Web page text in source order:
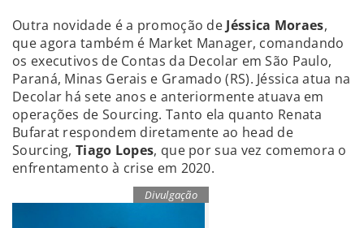
Outra novidade é a promoção de Jéssica Moraes,
que agora também é Market Manager, comandando
os executivos de Contas da Decolar em São Paulo,
Paraná, Minas Gerais e Gramado (RS). Jéssica atua na
Decolar há sete anos e anteriormente atuava em
operações de Sourcing. Tanto ela quanto Renata
Bufarat respondem diretamente ao head de
Sourcing,Tiago Lopes, que por sua vez comemora o
enfrentamento à crise em 2020.
Divulgação